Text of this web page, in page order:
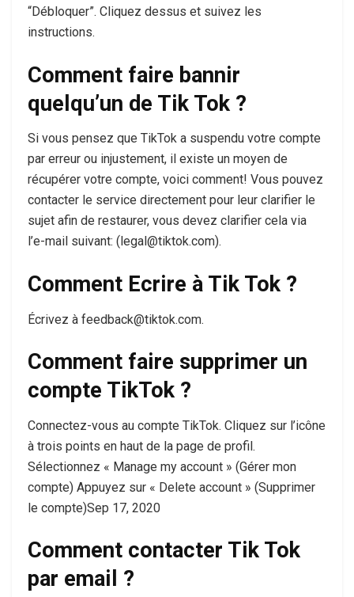
“Débloquer”. Cliquez dessus et suivez les
instructions.
Comment faire bannir
quelqu’un de Tik Tok ?
Si vous pensez que TikTok a suspendu votre compte
par erreur ou injustement, il existe un moyen de
récupérer votre compte, voici comment! Vous pouvez
contacter le service directement pour leur clarifier le
sujet afin de restaurer, vous devez clarifier cela via
l’e-mail suivant: (legal@tiktok.com).
Comment Ecrire à Tik Tok ?
Écrivez à feedback@tiktok.com.
Comment faire supprimer un
compte TikTok ?
Connectez-vous au compte TikTok. Cliquez sur l’icône
à trois points en haut de la page de profil.
Sélectionnez « Manage my account » (Gérer mon
compte) Appuyez sur « Delete account » (Supprimer
le compte)Sep 17, 2020
Comment contacter Tik Tok
par email ?